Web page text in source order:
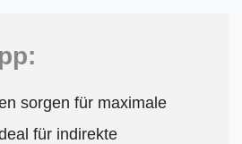
sorgen für maximale
für indirekte